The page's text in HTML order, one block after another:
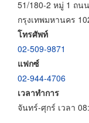
51/180-2 หมู่ 1 ถน
กรุงเทพมหานคร
โทรศัพท์
02-509-9871
แฟกซ์
02-944-4706
เวลาทำการ
จันทร์-ศุกร์ เวลา